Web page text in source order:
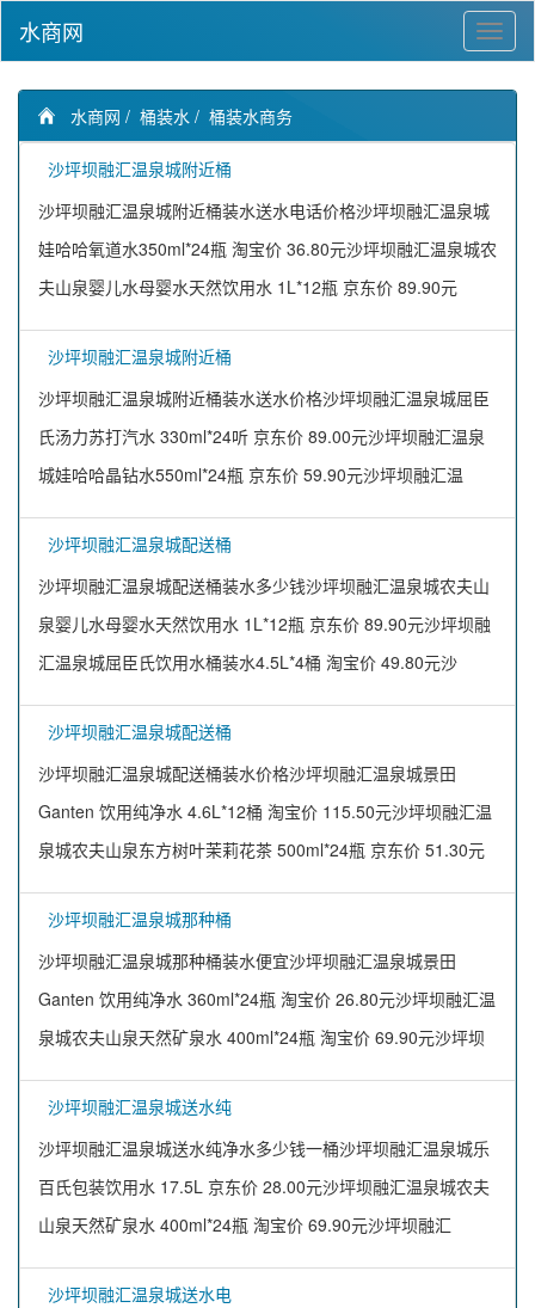
水商网
水商网 / 桶装水 / 桶装水商务
沙坪坝融汇温泉城附近桶
沙坪坝融汇温泉城附近桶装水送水电话价格沙坪坝融汇温泉城
娃哈哈氧道水350ml*24瓶 淘宝价 36.80元沙坪坝融汇温泉城农
夫山泉婴儿水母婴水天然饮用水 1L*12瓶 京东价 89.90元
沙坪坝融汇温泉城附近桶
沙坪坝融汇温泉城附近桶装水送水价格沙坪坝融汇温泉城屈臣
氏汤力苏打汽水 330ml*24听 京东价 89.00元沙坪坝融汇温泉
城娃哈哈晶钻水550ml*24瓶 京东价 59.90元沙坪坝融汇温
沙坪坝融汇温泉城配送桶
沙坪坝融汇温泉城配送桶装水多少钱沙坪坝融汇温泉城农夫山
泉婴儿水母婴水天然饮用水 1L*12瓶 京东价 89.90元沙坪坝融
汇温泉城屈臣氏饮用水桶装水4.5L*4桶 淘宝价 49.80元沙
沙坪坝融汇温泉城配送桶
沙坪坝融汇温泉城配送桶装水价格沙坪坝融汇温泉城景田
Ganten 饮用纯净水 4.6L*12桶 淘宝价 115.50元沙坪坝融汇温
泉城农夫山泉东方树叶茉莉花茶 500ml*24瓶 京东价 51.30元
沙坪坝融汇温泉城那种桶
沙坪坝融汇温泉城那种桶装水便宜沙坪坝融汇温泉城景田
Ganten 饮用纯净水 360ml*24瓶 淘宝价 26.80元沙坪坝融汇温
泉城农夫山泉天然矿泉水 400ml*24瓶 淘宝价 69.90元沙坪坝
沙坪坝融汇温泉城送水纯
沙坪坝融汇温泉城送水纯净水多少钱一桶沙坪坝融汇温泉城乐
百氏包装饮用水 17.5L 京东价 28.00元沙坪坝融汇温泉城农夫
山泉天然矿泉水 400ml*24瓶 淘宝价 69.90元沙坪坝融汇
沙坪坝融汇温泉城送水电